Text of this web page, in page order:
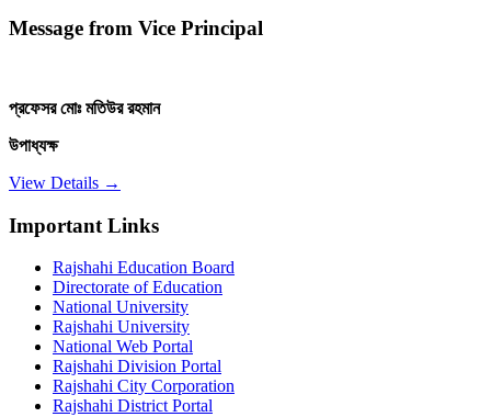
Message from Vice Principal
প্রফেসর মোঃ মতিউর রহমান
উপাধ্যক্ষ
View Details →
Important Links
Rajshahi Education Board
Directorate of Education
National University
Rajshahi University
National Web Portal
Rajshahi Division Portal
Rajshahi City Corporation
Rajshahi District Portal